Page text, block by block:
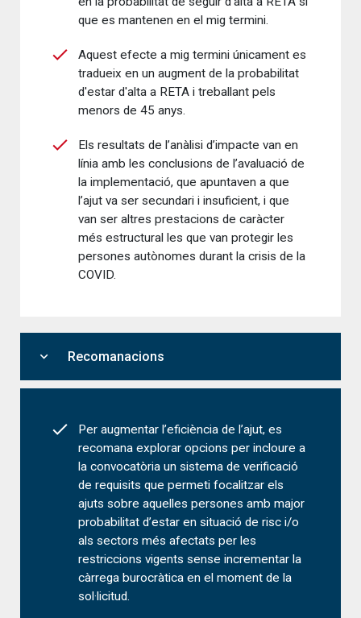
que es mantenen en el mig termini.
Aquest efecte a mig termini únicament es
tradueix en un augment de la probabilitat
d'estar d'alta a RETA i treballant pels
menors de 45 anys.
Els resultats de l’anàlisi d’impacte van en
línia amb les conclusions de l’avaluació de
la implementació, que apuntaven a que
l’ajut va ser secundari i insuficient, i que
van ser altres prestacions de caràcter
més estructural les que van protegir les
persones autònomes durant la crisis de la
COVID.
expand_more Recomanacions
Per augmentar l’eficiència de l’ajut, es
recomana explorar opcions per incloure a
la convocatòria un sistema de verificació
de requisits que permeti focalitzar els
ajuts sobre aquelles persones amb major
probabilitat d’estar en situació de risc i/o
als sectors més afectats per les
restriccions vigents sense incrementar la
càrrega burocràtica en el moment de la
sol·licitud.